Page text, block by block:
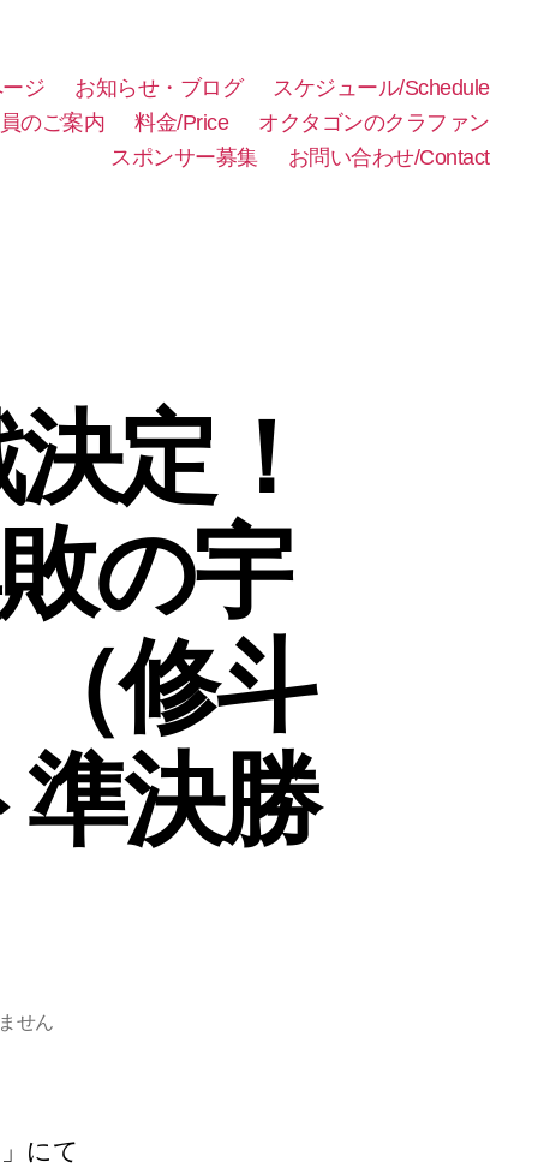
ジ お知らせ・ブログ
スケジュール/Schedule
のご案内
料金/Price
オクタゴンのクラファン
スポンサー募集
お問い合わせ/Contact
定！
の宇
修斗
決勝
せん
にて